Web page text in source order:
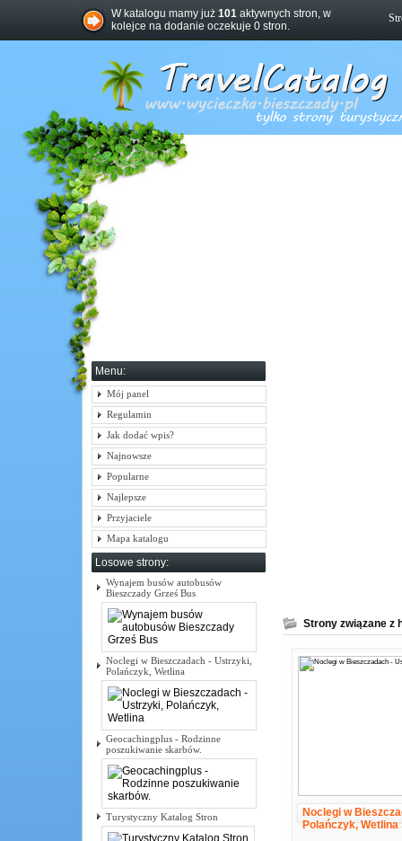
W katalogu mamy już 101 aktywnych stron, w
kolejce na dodanie oczekuje 0 stron.
Menu:
Mój panel
Regulamin
Jak dodać wpis?
Najnowsze
Popularne
Najlepsze
Przyjaciele
Mapa katalogu
Losowe strony:
Wynajem busów autobusów
Bieszczady Grześ Bus
Noclegi w Bieszczadach - Ustrzyki,
Polańczyk, Wetlina
Geocachingplus - Rodzinne
poszukiwanie skarbów.
Turystyczny Katalog Stron
Strony związane z
Noclegi w
Polańczyk, Wetlina